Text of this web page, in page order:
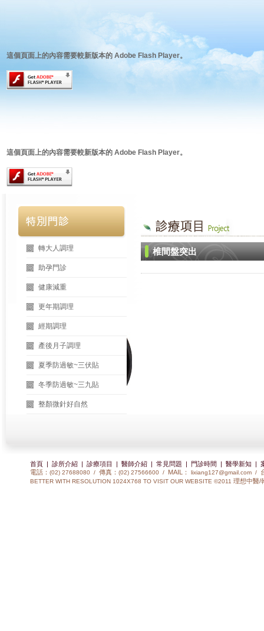
這個頁面上的內容需要較新版本的 Adobe Flash Player。
這個頁面上的內容需要較新版本的 Adobe Flash Player。
轉大人調理
助孕門診
健康減重
更年期調理
經期調理
產後月子調理
夏季防過敏~三伏貼
冬季防過敏~三九貼
整顏微針好自然
椎間盤突出
首頁| 診所介紹| 診療項目 | 醫師介紹| 常見問題 | 門診時間 | 醫學新知 |
電話： (02) 27688080 / 傳真： (02) 27566600 / MAIL： lixiang127@gmail.com /
BETTER WITH RESOLUTION 1024X768 TO VISIT OUR WEBSITE ©2011 理想中醫/